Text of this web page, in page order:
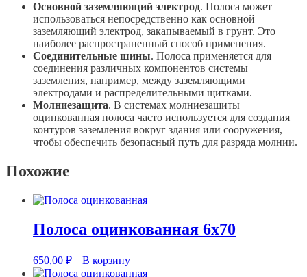
Основной заземляющий электрод. Полоса может
использоваться непосредственно как основной
заземляющий электрод, закапываемый в грунт. Это
наиболее распространенный способ применения.
Соединительные шины. Полоса применяется для
соединения различных компонентов системы
заземления, например, между заземляющими
электродами и распределительными щитками.
Молниезащита. В системах молниезащиты
оцинкованная полоса часто используется для создания
контуров заземления вокруг здания или сооружения,
чтобы обеспечить безопасный путь для разряда молнии.
Похожие
Полоса оцинкованная 6х70
650,00 ₽ В корзину